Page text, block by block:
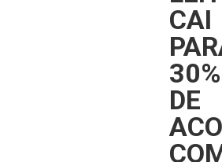
CAI
30%
DE